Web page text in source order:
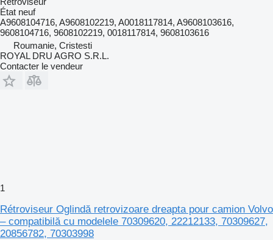
État neuf
A9608104716, A9608102219, A0018117814, A9608103616,
9608104716, 9608102219, 0018117814, 9608103616
Roumanie, Cristesti
ROYAL DRU AGRO S.R.L.
Contacter le vendeur
1
Rétroviseur Oglindă retrovizoare dreapta pour camion Volvo
– compatibilă cu modelele 70309620, 22212133, 70309627,
20856782, 70303998